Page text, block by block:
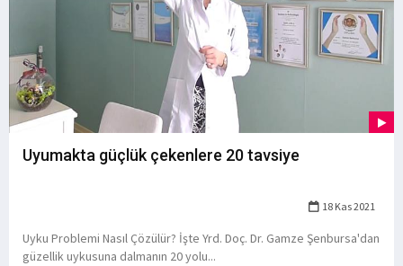
Uyumakta güçlük çekenlere 20 tavsiye
18 Kas 2021
Uyku Problemi Nasıl Çözülür? İşte Yrd. Doç. Dr. Gamze Şenbursa'dan
güzellik uykusuna dalmanın 20 yolu...